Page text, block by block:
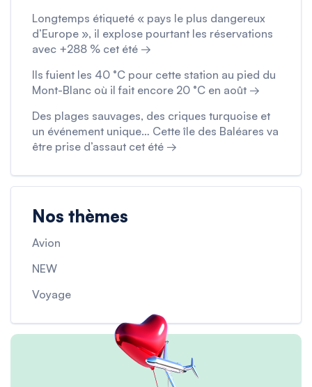
Longtemps étiqueté « pays le plus dangereux
d’Europe », il explose pourtant les réservations
avec +288 % cet été →
Ils fuient les 40 °C pour cette station au pied du
Mont-Blanc où il fait encore 20 °C en août →
Des plages sauvages, des criques turquoise et
un événement unique… Cette île des Baléares va
être prise d’assaut cet été →
Nos thèmes
Avion
NEW
Voyage